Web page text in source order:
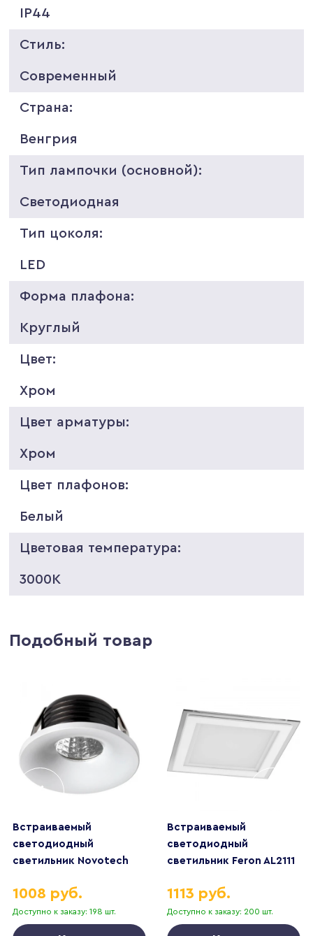
IP44
Стиль:
Современный
Страна:
Венгрия
Тип лампочки (основной):
Светодиодная
Тип цоколя:
LED
Форма плафона:
Круглый
Цвет:
Хром
Цвет арматуры:
Хром
Цвет плафонов:
Белый
Цветовая температура:
3000K
Подобный товар
Встраиваемый
светодиодный
светильник Novotech
Доступно к заказу: 198 шт.
1008 руб.
Встраиваемый
светодиодный
светильник Feron AL2111
Доступно к заказу: 200 шт.
1113 руб.